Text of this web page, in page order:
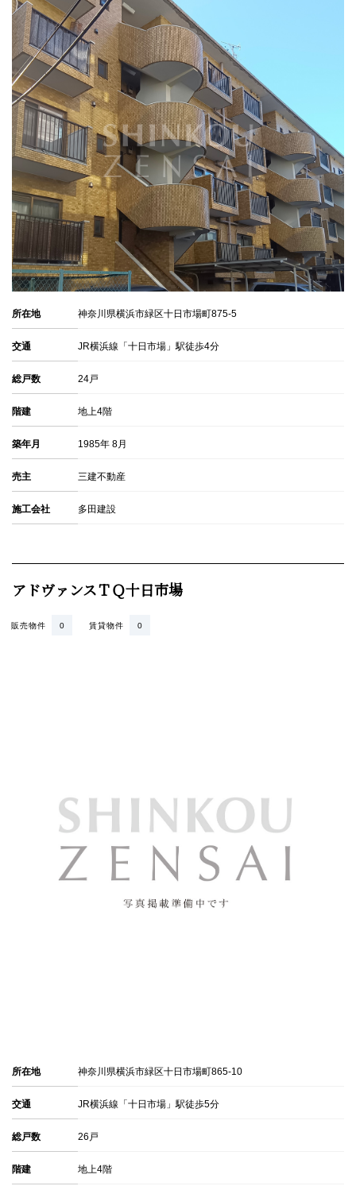
所在地 神奈川県横浜市緑区十日市場町875-5
交通 JR横浜線「十日市場」駅徒歩4分
総戸数 24戸
階建 地上4階
築年月 1985年 8月
売主 三建不動産
施工会社 多田建設
アドヴァンスＴＱ十日市場
賃貸物件 0
販売物件 0
所在地 神奈川県横浜市緑区十日市場町865-10
交通 JR横浜線「十日市場」駅徒歩5分
総戸数 26戸
階建 地上4階